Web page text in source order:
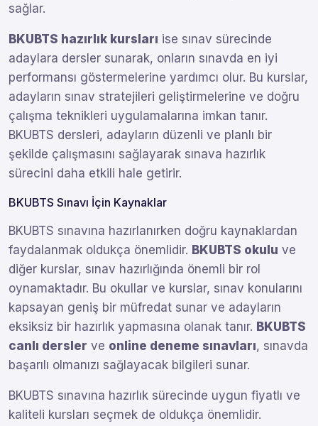
sağlar.
BKUBTS hazırlık kursları ise sınav sürecinde
adaylara dersler sunarak, onların sınavda en iyi
performansı göstermelerine yardımcı olur. Bu kurslar,
adayların sınav stratejileri geliştirmelerine ve doğru
çalışma teknikleri uygulamalarına imkan tanır.
BKUBTS dersleri, adayların düzenli ve planlı bir
şekilde çalışmasını sağlayarak sınava hazırlık
sürecini daha etkili hale getirir.
BKUBTS Sınavı İçin Kaynaklar
BKUBTS sınavına hazırlanırken doğru kaynaklardan
faydalanmak oldukça önemlidir. BKUBTS okulu ve
diğer kurslar, sınav hazırlığında önemli bir rol
oynamaktadır. Bu okullar ve kurslar, sınav konularını
kapsayan geniş bir müfredat sunar ve adayların
eksiksiz bir hazırlık yapmasına olanak tanır. BKUBTS
canlı dersler ve online deneme sınavları, sınavda
başarılı olmanızı sağlayacak bilgileri sunar.
BKUBTS sınavına hazırlık sürecinde uygun fiyatlı ve
kaliteli kursları seçmek de oldukça önemlidir.